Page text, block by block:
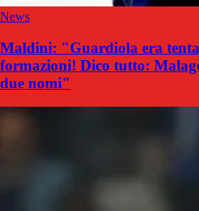
News
Maldini: "Guardiola era
formazioni! Dico tutto:
due nomi"